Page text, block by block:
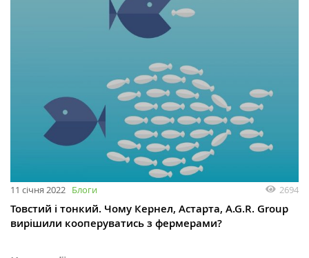
11 січня 2022 Блоги 2694
Товстий і тонкий. Чому Кернел, Астарта, A.G.R. Group
вирішили кооперуватись з фермерами?